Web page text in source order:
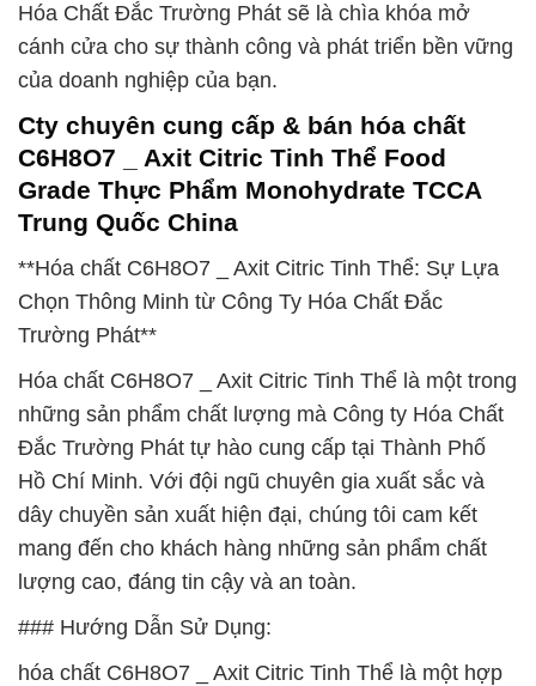
Hóa Chất Đắc Trường Phát sẽ là chìa khóa mở
cánh cửa cho sự thành công và phát triển bền vững
của doanh nghiệp của bạn.
Cty chuyên cung cấp & bán hóa chất
C6H8O7 _ Axit Citric Tinh Thể Food
Grade Thực Phẩm Monohydrate TCCA
Trung Quốc China
**Hóa chất C6H8O7 _ Axit Citric Tinh Thể: Sự Lựa
Chọn Thông Minh từ Công Ty Hóa Chất Đắc
Trường Phát**
Hóa chất C6H8O7 _ Axit Citric Tinh Thể là một trong
những sản phẩm chất lượng mà Công ty Hóa Chất
Đắc Trường Phát tự hào cung cấp tại Thành Phố
Hồ Chí Minh. Với đội ngũ chuyên gia xuất sắc và
dây chuyền sản xuất hiện đại, chúng tôi cam kết
mang đến cho khách hàng những sản phẩm chất
lượng cao, đáng tin cậy và an toàn.
### Hướng Dẫn Sử Dụng:
hóa chất C6H8O7 _ Axit Citric Tinh Thể là một hợp